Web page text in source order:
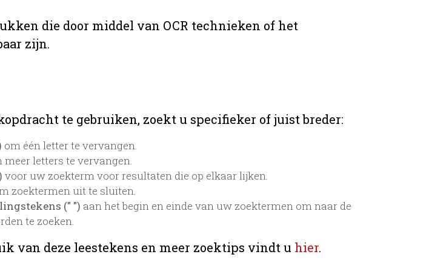
die door middel van OCR technieken of het
zijn.
te gebruiken, zoekt u specifieker of juist breder:
om één letter te vervangen.
meer letters te vervangen.
voor uw zoekterm voor resultaten die op elkaar lijken.
zoektermen uit te sluiten.
(" ") aan het begin en einde van uw zoektermen om naar de
te zoeken.
van deze leestekens en meer zoektips vindt u hier.